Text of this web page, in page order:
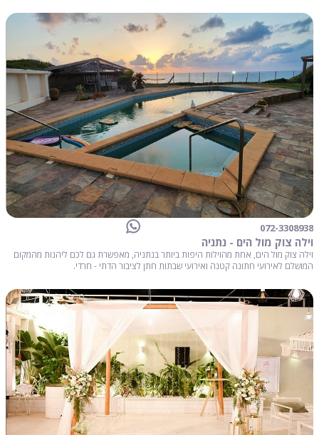
072-3308938
וילה צוק מול הים - נתניה
וילה צוק מול הים, אחת מהוילות היפות ביותר בנתניה, מאפשרת גם לכם ליהנות מהמקום
המושלם לאירועי חתונה קטנה ואירועי שבתות חתן לציבור הדתי - חרדי.